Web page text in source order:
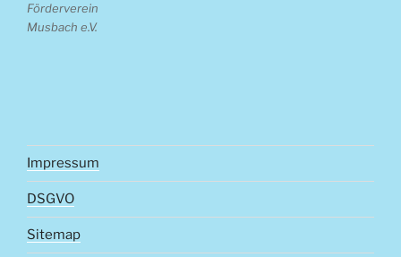
Förderverein
Musbach e.V.
Impressum
DSGVO
Sitemap